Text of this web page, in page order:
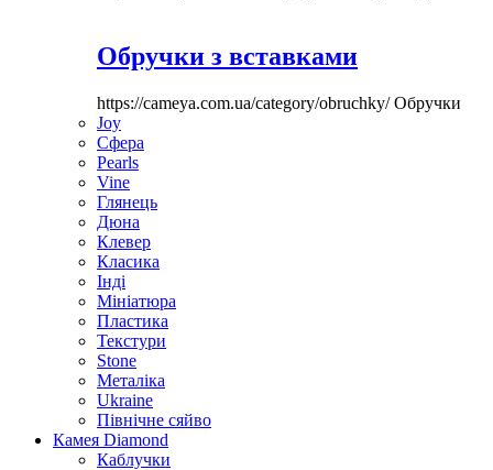
Обручки з вставками
https://cameya.com.ua/category/obruchky/Обручки
Joy
Сфера
Pearls
Vine
Глянець
Дюна
Клевер
Класика
Інді
Мініатюра
Пластика
Текстури
Stone
Металіка
Ukraine
Північне сяйво
Камея Diamond
Каблучки